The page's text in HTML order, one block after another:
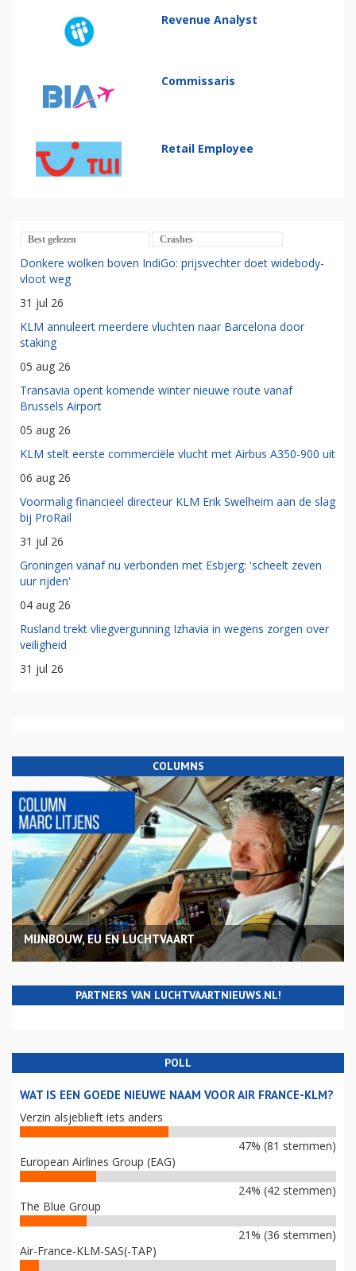
Revenue Analyst
Commissaris
Retail Employee
Best gelezen Crashes
Donkere wolken boven IndiGo: prijsvechter doet widebody-
vloot weg
31 jul 26
KLM annuleert meerdere vluchten naar Barcelona door
staking
05 aug 26
Transavia opent komende winter nieuwe route vanaf
Brussels Airport
05 aug 26
KLM stelt eerste commerciële vlucht met Airbus A350-900 uit
06 aug 26
Voormalig financieel directeur KLM Erik Swelheim aan de slag
bij ProRail
31 jul 26
Groningen vanaf nu verbonden met Esbjerg: 'scheelt zeven
uur rijden'
04 aug 26
Rusland trekt vliegvergunning Izhavia in wegens zorgen over
veiligheid
31 jul 26
COLUMNS
MIJNBOUW, EU EN LUCHTVAART
PARTNERS VAN LUCHTVAARTNIEUWS.NL!
POLL
WAT IS EEN GOEDE NIEUWE NAAM VOOR AIR FRANCE-KLM?
Verzin alsjeblieft iets anders
47% (81 stemmen)
European Airlines Group (EAG)
24% (42 stemmen)
The Blue Group
21% (36 stemmen)
Air-France-KLM-SAS(-TAP)